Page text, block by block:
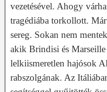
vezetésével. Ahogy
tragédiába torkollott.
sereg. Sokan nem
akik Brindisi és
lelkiismeretlen hajósok
rabszolgának. Az